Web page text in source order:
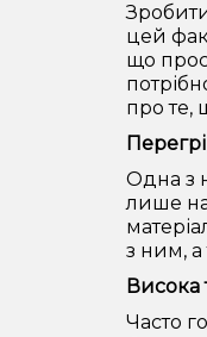
цей
що
про те,
Одна з
лише
з ним,
Висока
Часто